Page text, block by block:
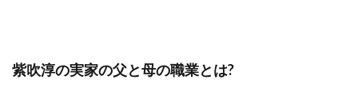
紫吹淳の実家の父と母の職業とは?